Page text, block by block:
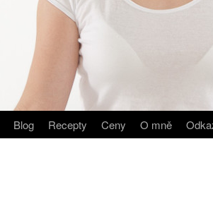
Blog Recepty Ceny O mně